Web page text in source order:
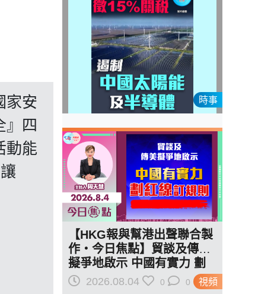
家安
』四
動能
時事
視頻
【HKG報與幫港出聲聯合製
作‧今日焦點】貿談及傳美
擬爭地啟示 中國有實力 劃
紅線訂規則
2026.08.04 0 0